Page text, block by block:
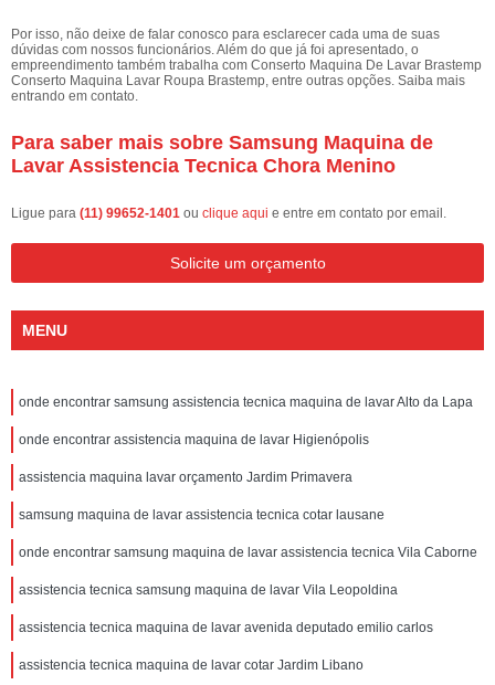
Por isso, não deixe de falar conosco para esclarecer cada uma de suas
dúvidas com nossos funcionários. Além do que já foi apresentado, o
empreendimento também trabalha com Conserto Maquina De Lavar Brastemp
Conserto Maquina Lavar Roupa Brastemp, entre outras opções. Saiba mais
entrando em contato.
Para saber mais sobre Samsung Maquina de
Lavar Assistencia Tecnica Chora Menino
Ligue para (11) 99652-1401 ou clique aqui e entre em contato por email.
Solicite um orçamento
MENU
onde encontrar samsung assistencia tecnica maquina de lavar Alto da Lapa
onde encontrar assistencia maquina de lavar Higienópolis
assistencia maquina lavar orçamento Jardim Primavera
samsung maquina de lavar assistencia tecnica cotar lausane
onde encontrar samsung maquina de lavar assistencia tecnica Vila Caborne
assistencia tecnica samsung maquina de lavar Vila Leopoldina
assistencia tecnica maquina de lavar avenida deputado emilio carlos
assistencia tecnica maquina de lavar cotar Jardim Libano